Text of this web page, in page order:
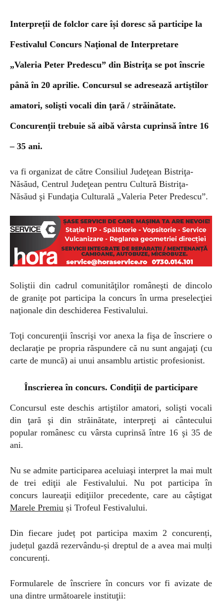
Interpreții de folclor care își doresc să participe la
Festivalul Concurs Naţional de Interpretare
„Valeria Peter Predescu” din Bistriţa se pot înscrie
până în 20 aprilie. Concursul se adresează artiştilor
amatori, solişti vocali din ţară / străinătate.
Concurenții trebuie să aibă vârsta cuprinsă între 16
– 35 ani.
va fi organizat de către Consiliul Judeţean Bistriţa-
Năsăud, Centrul Judeţean pentru Cultură Bistriţa-
Năsăud şi Fundaţia Culturală „Valeria Peter Predescu”.
Soliştii din cadrul comunităţilor româneşti de dincolo
de graniţe pot participa la concurs în urma preselecţiei
naţionale din deschiderea Festivalului.
Toţi concurenţii înscrişi vor anexa la fişa de înscriere o
declaraţie pe propria răspundere că nu sunt angajaţi (cu
carte de muncă) ai unui ansamblu artistic profesionist.
Înscrierea în concurs. Condiţii de participare
Concursul este deschis artiştilor amatori, solişti vocali
din ţară şi din străinătate, interpreţi ai cântecului
popular românesc cu vârsta cuprinsă între 16 şi 35 de
ani.
Nu se admite participarea aceluiaşi interpret la mai mult
de trei ediţii ale Festivalului. Nu pot participa în
concurs laureaţii ediţiilor precedente, care au câştigat
Marele Premiu și Trofeul Festivalului.
Din fiecare județ pot participa maxim 2 concurenți,
județul gazdă rezervându-și dreptul de a avea mai mulți
concurenți.
Formularele de înscriere în concurs vor fi avizate de
una dintre următoarele instituţii: